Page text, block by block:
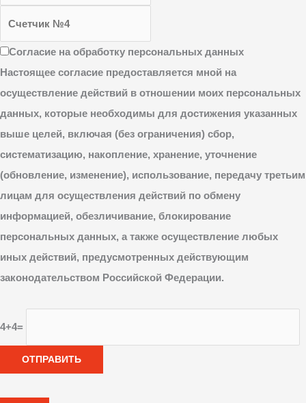
Согласие на обработку персональных данных
Настоящее согласие предоставляется мной на
осуществление действий в отношении моих персональных
данных, которые необходимы для достижения указанных
выше целей, включая (без ограничения) сбор,
систематизацию, накопление, хранение, уточнение
(обновление, изменение), использование, передачу третьим
лицам для осуществления действий по обмену
информацией, обезличивание, блокирование
персональных данных, а также осуществление любых
иных действий, предусмотренных действующим
законодательством Российской Федерации.
4+4=